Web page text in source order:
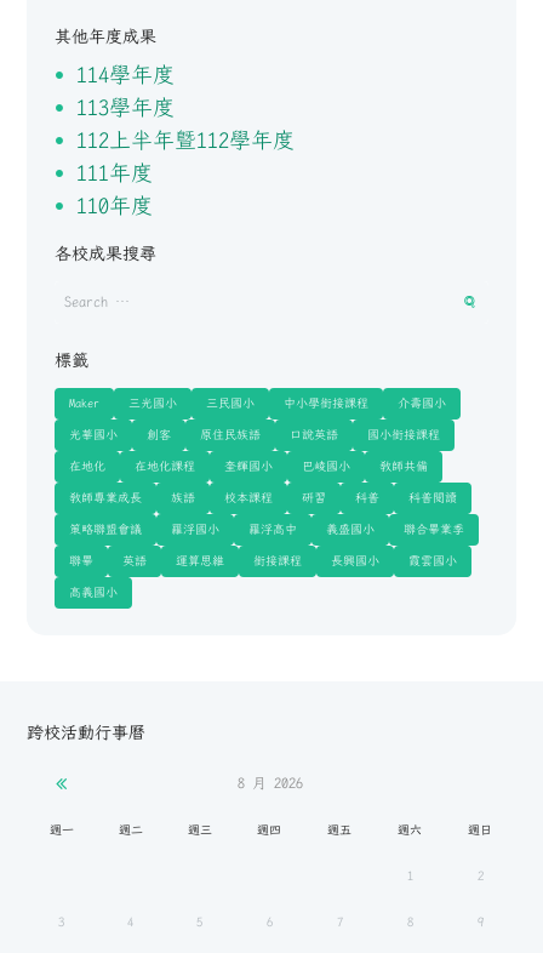
其他年度成果
114學年度
113學年度
112上半年暨112學年度
111年度
110年度
各校成果搜尋
標籤
Maker 三光國小 三民國小 中小學銜接課程 介壽國小
光華國小 創客 原住民族語 口說英語 國小銜接課程
在地化 在地化課程 奎輝國小 巴崚國小 教師共備
教師專業成長 族語 校本課程 研習 科普 科普閱讀
策略聯盟會議 羅浮國小 羅浮高中 義盛國小 聯合畢業季
聯畢 英語 運算思維 銜接課程 長興國小 霞雲國小
高義國小
跨校活動行事曆
8 月2026
週一 週二 週三 週四 週五 週六 週日
1 2
3 4 5 6 7 8 9